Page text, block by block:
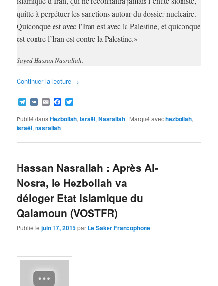
quitte à perpétuer les sanctions autour du dossier nucléaire.
Quiconque est avec l’Iran est avec la Palestine, et quiconque
est contre l’Iran est contre la Palestine.»
Sayed Hassan Nasrallah.
Continuer la lecture →
Telegram
VK EmailFacebook
Publié dansHezbollah,Israël,Nasrallah | Marqué avechezbollah,
israël,nasrallah
Hassan Nasrallah : Après Al-
Nosra, le Hezbollah va
déloger Etat Islamique du
Qalamoun (VOSTFR)
Publié lejuin 17, 2015par Le Saker Francophone